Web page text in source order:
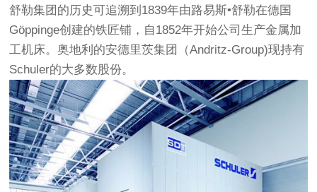
舒勒集团的历史可追溯到1839年由路易斯•舒勒在德国
Göppinge创建的铁匠铺，自1852年开始公司生产金属加
工机床。奥地利的安德里茨集团（Andritz-Group)现持有
Schuler的大多数股份。